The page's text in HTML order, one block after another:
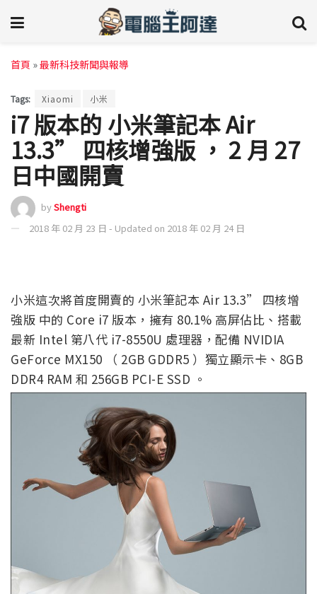
首頁 »最新科技新聞與報導
Tags: Xiaomi 小米
i7 版本的 小米筆記本 Air
13.3” 四核增強版 ， 2 月 27
日中國開賣
byShengti
2018 年 02 月 23 日 - Updated on 2018 年 02 月 24 日
小米這次將首度開賣的 小米筆記本 Air 13.3” 四核增
強版 中的 Core i7 版本，擁有 80.1% 高屏佔比、搭載
最新 Intel 第八代 i7-8550U 處理器，配備 NVIDIA
GeForce MX150 （ 2GB GDDR5 ）獨立顯示卡、8GB
DDR4 RAM 和 256GB PCI-E SSD 。